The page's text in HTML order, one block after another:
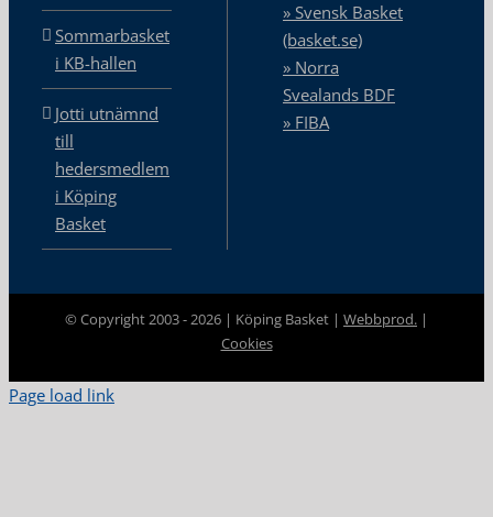
Sommarbasket
i KB-hallen
Jotti utnämnd
till
hedersmedlem
i Köping
Basket
» Svensk Basket
(basket.se)
» Norra
Svealands BDF
» FIBA
© Copyright 2003 -2026 | Köping Basket | Webbprod. |
Cookies
Page load link